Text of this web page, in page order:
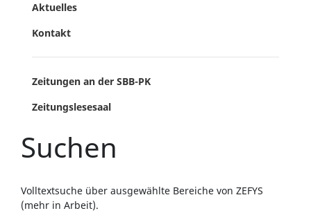
Aktuelles
Kontakt
Zeitungen an der SBB-PK
Zeitungslesesaal
Suchen
Volltextsuche über ausgewählte Bereiche von ZEFYS
(mehr in Arbeit).